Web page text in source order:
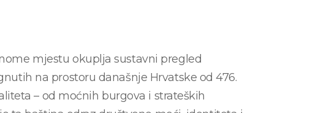
mjestu okuplja sustavni pregled
na prostoru današnje Hrvatske od 476.
– od moćnih burgova i strateških